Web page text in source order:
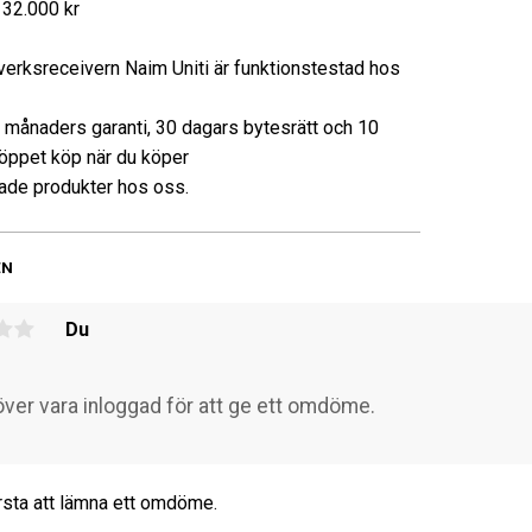
kr
Naim Uniti är funktionstestad hos
garanti, 30 dagars bytesrätt och 10
köp när du köper
produkter hos oss.
Du
att lämna ett omdöme.